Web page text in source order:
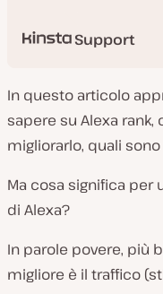
Support
In questo articolo
sapere su Alexa
migliorarlo, quali
Ma cosa significa per
di Alexa?
In parole povere, più
migliore è il traffico